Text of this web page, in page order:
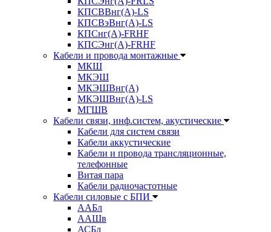
КПСВВнг(А)-LS
КПСВэВнг(А)-LS
КПСнг(А)-FRHF
КПСЭнг(А)-FRHF
Кабели и провода монтажные
МКШ
МКЭШ
МКЭШВнг(А)
МКЭШВнг(А)-LS
МГШВ
Кабели связи, инф.систем, акустические
Кабели для систем связи
Кабели аккустические
Кабели и провода трансляционные,
телефонные
Витая пара
Кабели радиочастотные
Кабели силовые с БПИ
ААБл
ААШв
АСБл